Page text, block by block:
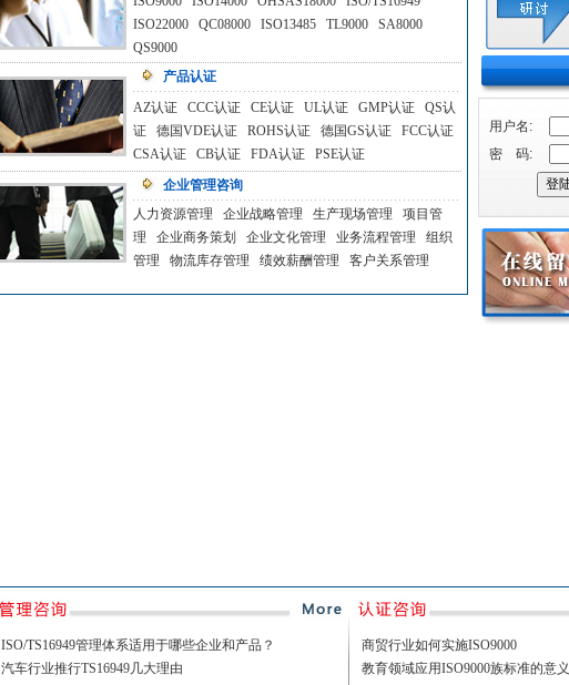
ISO22000
QC08000 ISO13485 TL9000
SA8000
QS9000
产品认证
AZ认证
CCC认证 CE认证 UL认证 GMP认证
QS认
证
德国VDE认证 ROHS认证 德国GS认证
FCC认证
CSA认证
CB认证 FDA认证
PSE认证
企业管理咨询
人力资源管理
企业战略管理 生产现场管理
项目管
理
企业商务策划 企业文化管理 业务流程管理
组织
管理
物流库存管理 绩效薪酬管理 客户关系管理
用户名:
密 码:
ISO/TS16949管理体系适用于哪些企业和产品？
汽车行业推行TS16949几大理由
商贸行业如何实施ISO9000
教育领域应用ISO9000族标准的意义